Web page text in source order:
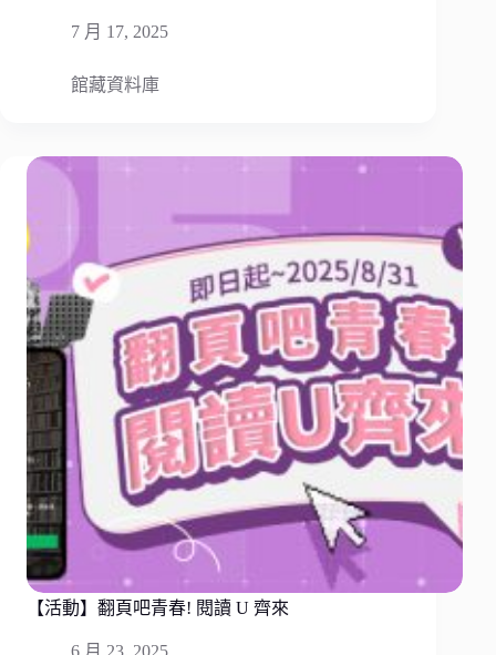
7 月 17, 2025
館藏資料庫
【活動】翻頁吧青春! 閱讀 U 齊來
6 月 23, 2025